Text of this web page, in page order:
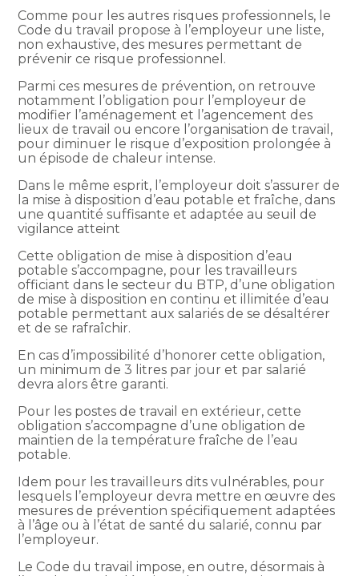
Comme pour les autres risques professionnels, le
Code du travail propose à l’employeur une liste,
non exhaustive, des mesures permettant de
prévenir ce risque professionnel.
Parmi ces mesures de prévention, on retrouve
notamment l’obligation pour l’employeur de
modifier l’aménagement et l’agencement des
lieux de travail ou encore l’organisation de travail,
pour diminuer le risque d’exposition prolongée à
un épisode de chaleur intense.
Dans le même esprit, l’employeur doit s’assurer de
la mise à disposition d’eau potable et fraîche, dans
une quantité suffisante et adaptée au seuil de
vigilance atteint
Cette obligation de mise à disposition d’eau
potable s’accompagne, pour les travailleurs
officiant dans le secteur du BTP, d’une obligation
de mise à disposition en continu et illimitée d’eau
potable permettant aux salariés de se désaltérer
et de se rafraîchir.
En cas d’impossibilité d’honorer cette obligation,
un minimum de 3 litres par jour et par salarié
devra alors être garanti.
Pour les postes de travail en extérieur, cette
obligation s’accompagne d’une obligation de
maintien de la température fraîche de l’eau
potable.
Idem pour les travailleurs dits vulnérables, pour
lesquels l’employeur devra mettre en œuvre des
mesures de prévention spécifiquement adaptées
à l’âge ou à l’état de santé du salarié, connu par
l’employeur.
Le Code du travail impose, en outre, désormais à